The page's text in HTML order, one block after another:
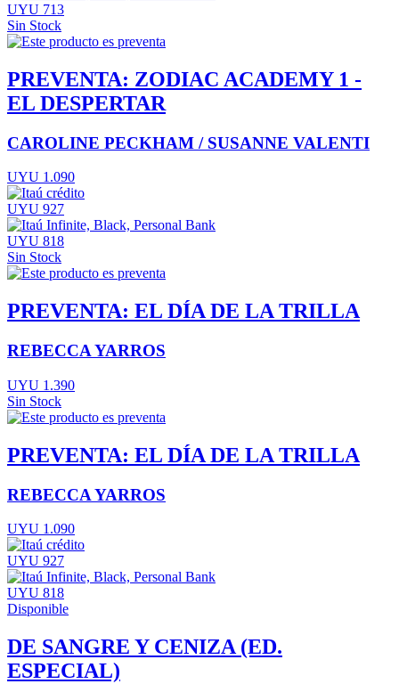
UYU 713
Sin Stock
PREVENTA: ZODIAC ACADEMY 1 -
EL DESPERTAR
CAROLINE PECKHAM / SUSANNE VALENTI
UYU 1.090
UYU 927
UYU 818
Sin Stock
PREVENTA: EL DÍA DE LA TRILLA
REBECCA YARROS
UYU 1.390
Sin Stock
PREVENTA: EL DÍA DE LA TRILLA
REBECCA YARROS
UYU 1.090
UYU 927
UYU 818
Disponible
DE SANGRE Y CENIZA (ED.
ESPECIAL)